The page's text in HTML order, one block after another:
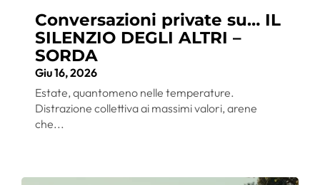
Conversazioni private su… IL
SILENZIO DEGLI ALTRI –
SORDA
Giu 16, 2026
Estate, quantomeno nelle temperature.
Distrazione collettiva ai massimi valori, arene
che...